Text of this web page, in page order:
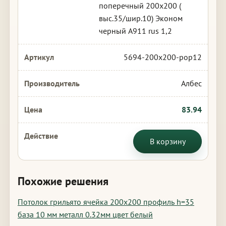
поперечный 200х200 (
выс.35/шир.10) Эконом
черный А911 rus 1,2
5694-200x200-pop12
Албес
83.94
В корзину
Похожие решения
Потолок грильято ячейка 200х200 профиль h=35
база 10 мм металл 0.32мм цвет белый